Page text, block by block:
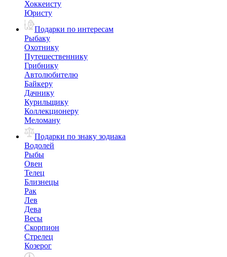
Хоккеисту
Юристу
Подарки по интересам
Рыбаку
Охотнику
Путешественнику
Грибнику
Автолюбителю
Байкеру
Дачнику
Курильщику
Коллекционеру
Меломану
Подарки по знаку зодиака
Водолей
Рыбы
Овен
Телец
Близнецы
Рак
Лев
Дева
Весы
Скорпион
Стрелец
Козерог